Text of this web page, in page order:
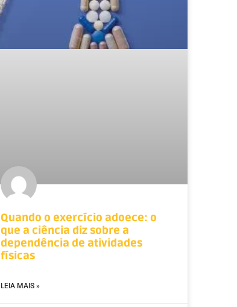
Quando o exercício adoece: o
que a ciência diz sobre a
dependência de atividades
físicas
LEIA MAIS »